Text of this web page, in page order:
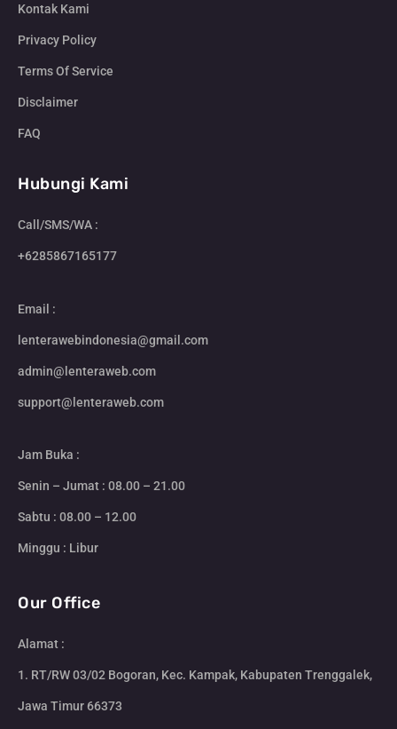
Kontak Kami
Privacy Policy
Terms Of Service
Disclaimer
FAQ
Hubungi Kami
Call/SMS/WA :
+6285867165177
Email :
lenterawebindonesia@gmail.com
admin@lenteraweb.com
support@lenteraweb.com
Jam Buka :
Senin – Jumat : 08.00 – 21.00
Sabtu : 08.00 – 12.00
Minggu : Libur
Our Office
Alamat :
1. RT/RW 03/02 Bogoran, Kec. Kampak, Kabupaten Trenggalek,
Jawa Timur 66373